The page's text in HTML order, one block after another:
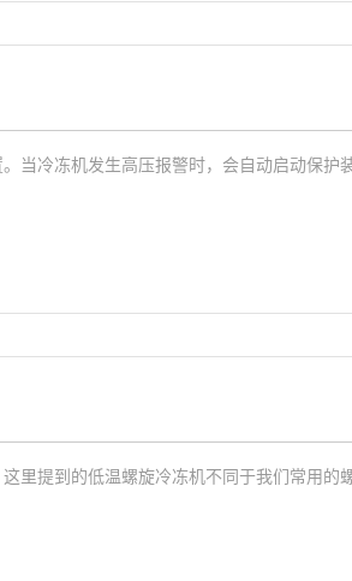
当冷冻机发生高压报警时，会自动启动保
里提到的低温螺旋冷冻机不同于我们常用